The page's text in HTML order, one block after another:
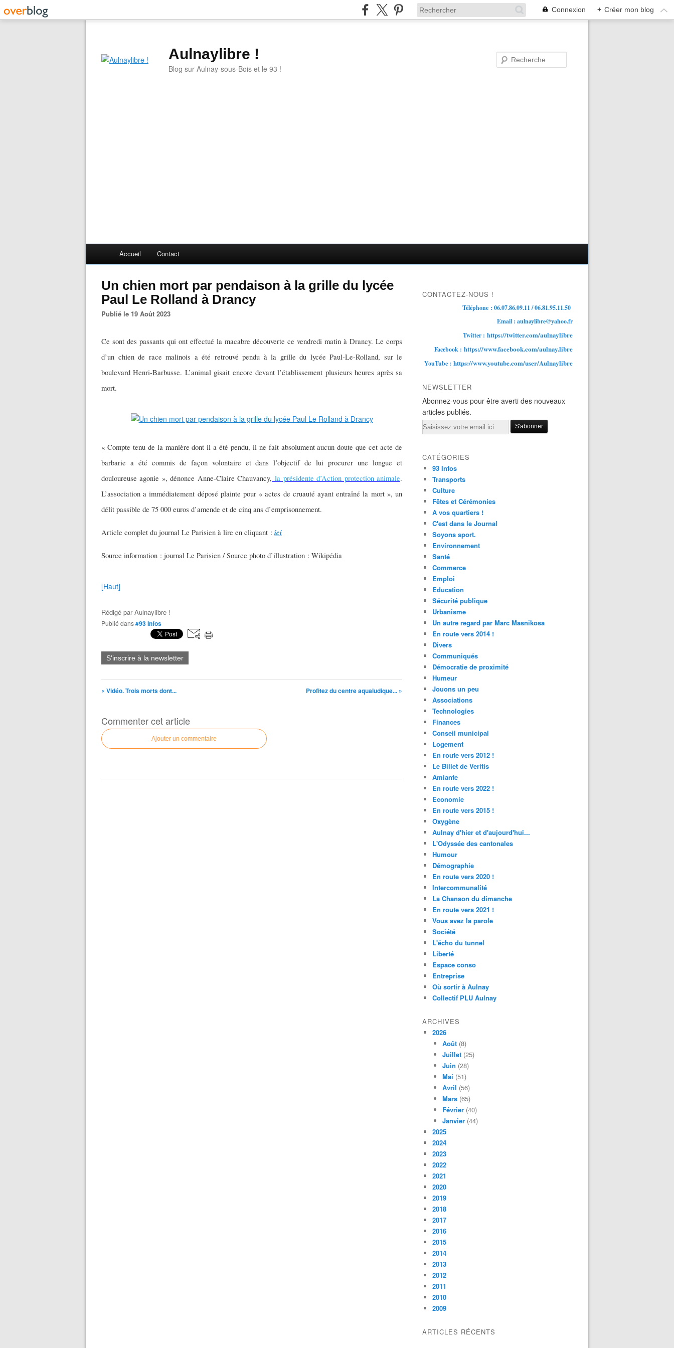
Connexion + Créer mon blog
Aulnaylibre !
Blog sur Aulnay-sous-Bois et le 93 !
Accueil Contact
Un chien mort par pendaison à la grille du lycée
Paul Le Rolland à Drancy
Publié le 19 Août 2023
Ce sont des passants qui ont effectué la macabre découverte ce vendredi matin à Drancy. Le corps
d’un chien de race malinois a été retrouvé pendu à la grille du lycée Paul-Le-Rolland, sur le
boulevard Henri-Barbusse. L’animal gisait encore devant l’établissement plusieurs heures après sa
mort.
« Compte tenu de la manière dont il a été pendu, il ne fait absolument aucun doute que cet acte de
barbarie a été commis de façon volontaire et dans l’objectif de lui procurer une longue et
douloureuse agonie », dénonce Anne-Claire Chauvancy, la présidente d’Action protection animale.
L’association a immédiatement déposé plainte pour « actes de cruauté ayant entraîné la mort », un
délit passible de 75 000 euros d’amende et de cinq ans d’emprisonnement.
Article complet du journal Le Parisien à lire en cliquant : ici
Source information : journal Le Parisien / Source photo d’illustration : Wikipédia
[Haut]
Rédigé parAulnaylibre !
Publié dans#93 Infos
S'inscrire à la newsletter
« Vidéo. Trois morts dont... Profitez du centre aqualudique... »
Commenter cet article
Ajouter un commentaire
CONTACTEZ-NOUS !
Téléphone : 06.07.86.09.11 / 06.81.95.11.50
Email : aulnaylibre@yahoo.fr
Twitter : https://twitter.com/aulnaylibre
Facebook : https://www.facebook.com/aulnay.libre
YouTube : https://www.youtube.com/user/Aulnaylibre
NEWSLETTER
Abonnez-vous pour être averti des nouveaux
articles publiés.
Email
CATÉGORIES
93 Infos
Transports
Culture
Fêtes et Cérémonies
A vos quartiers !
C'est dans le Journal
Soyons sport.
Environnement
Santé
Commerce
Emploi
Education
Sécurité publique
Urbanisme
Un autre regard par Marc Masnikosa
En route vers 2014 !
Divers
Communiqués
Démocratie de proximité
Humeur
Jouons un peu
Associations
Technologies
Finances
Conseil municipal
Logement
En route vers 2012 !
Le Billet de Veritis
Amiante
En route vers 2022 !
Economie
En route vers 2015 !
Oxygène
Aulnay d'hier et d'aujourd'hui...
L'Odyssée des cantonales
Humour
Démographie
En route vers 2020 !
Intercommunalité
La Chanson du dimanche
En route vers 2021 !
Vous avez la parole
Société
L'écho du tunnel
Liberté
Espace conso
Entreprise
Où sortir à Aulnay
Collectif PLU Aulnay
ARCHIVES
2026
Août (8)
Juillet (25)
Juin (28)
Mai (51)
Avril (56)
Mars (65)
Février (40)
Janvier (44)
2025
2024
2023
2022
2021
2020
2019
2018
2017
2016
2015
2014
2013
2012
2011
2010
2009
ARTICLES RÉCENTS